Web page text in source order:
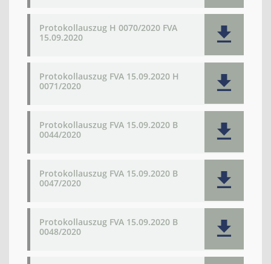
Protokollauszug H 0070/2020 FVA
15.09.2020
Protokollauszug FVA 15.09.2020 H
0071/2020
Protokollauszug FVA 15.09.2020 B
0044/2020
Protokollauszug FVA 15.09.2020 B
0047/2020
Protokollauszug FVA 15.09.2020 B
0048/2020